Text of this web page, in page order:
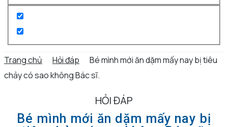
Trang chủ Hỏi đáp
Bé mình mới ăn dặm mấy nay bị tiêu
chảy có sao không Bác sĩ.
HỎI ĐÁP
Bé mình mới ăn dặm mấy nay bị